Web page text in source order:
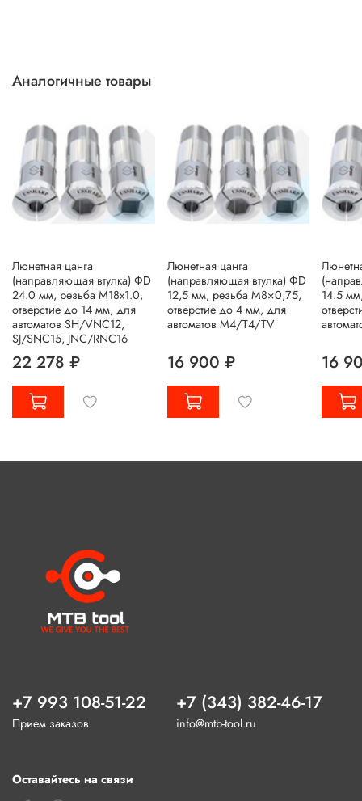
Аналогичные товары
Люнетная цанга
(направляющая втулка) ΦD
24.0 мм, резьба M18x1.0,
отверстие до 14 мм, для
автоматов SH/VNC12,
SJ/SNC15, JNC/RNC16
22 278 ₽
Люнетная цанга
(направляющая втулка) ΦD
12,5 мм, резьба M8×0,75,
отверстие до 4 мм, для
автоматов M4/T4/TV
16 900 ₽
14.5
16
+7 993 108-51-22
Прием заказов
+7 (343) 382-46-17
info@mtb-tool.ru
Оставайтесь на связи